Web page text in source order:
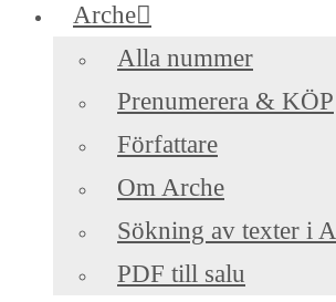
Arche
Alla nummer
Prenumerera & KÖP
Författare
Om Arche
Sökning av texter i
PDF till salu